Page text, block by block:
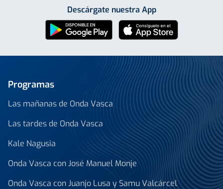
Descárgate nuestra App
Programas
Las mañanas de Onda Vasca
Las tardes de Onda Vasca
Kale Nagusia
Onda Vasca con José Manuel Monje
Onda Vasca con Juanjo Lusa y Samu Valcárcel